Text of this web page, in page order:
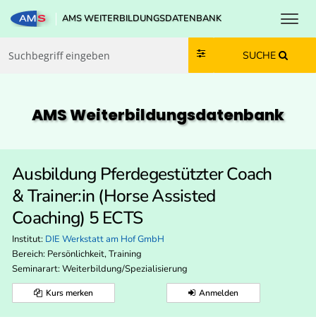
Zum Inhalt springen
Zum Navmenü springen
Zur Suche springen
Zur Footer springen
AMS WEITERBILDUNGSDATENBANK
SUCHE
AMS Weiterbildungs­datenbank
Ausbildung Pferdegestützter Coach
& Trainer:in (Horse Assisted
Coaching) 5 ECTS
Institut: DIE Werkstatt am Hof GmbH
Bereich: Persönlichkeit, Training
Seminarart: Weiterbildung/Spezialisierung
Kurs merken Anmelden